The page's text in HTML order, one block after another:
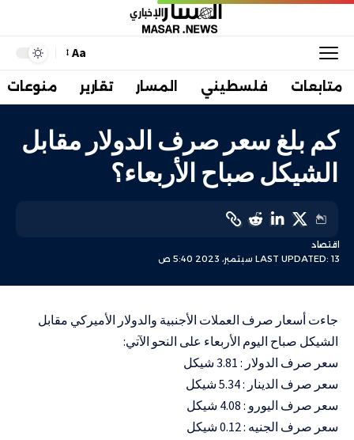
Aa
متابعات فلسطيني المسار تقارير منوعات
كم بلغ سعر صرف الدولار مقابل
الشيكل صباح الأربعاء؟
LAST UPDATED: 13 سبتمبر، 2023 5:40 ص
اقتصاد
جاءت أسعار صرف العملات الأجنبية والدولار الأميركي مقابل
الشيكل صباح اليوم الأربعاء على النحو الآتي:
سعر صرف الدولار : 3.81 شيكل
سعر صرف الدينار : 5.34 شيكل
سعر صرف اليورو : 4.08 شيكل
سعر صرف الجنيه : 0.12 شيكل